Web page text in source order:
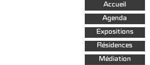
Aller au
contenu
principal
Accueil
Agenda
Expositions
Résidences
Médiation